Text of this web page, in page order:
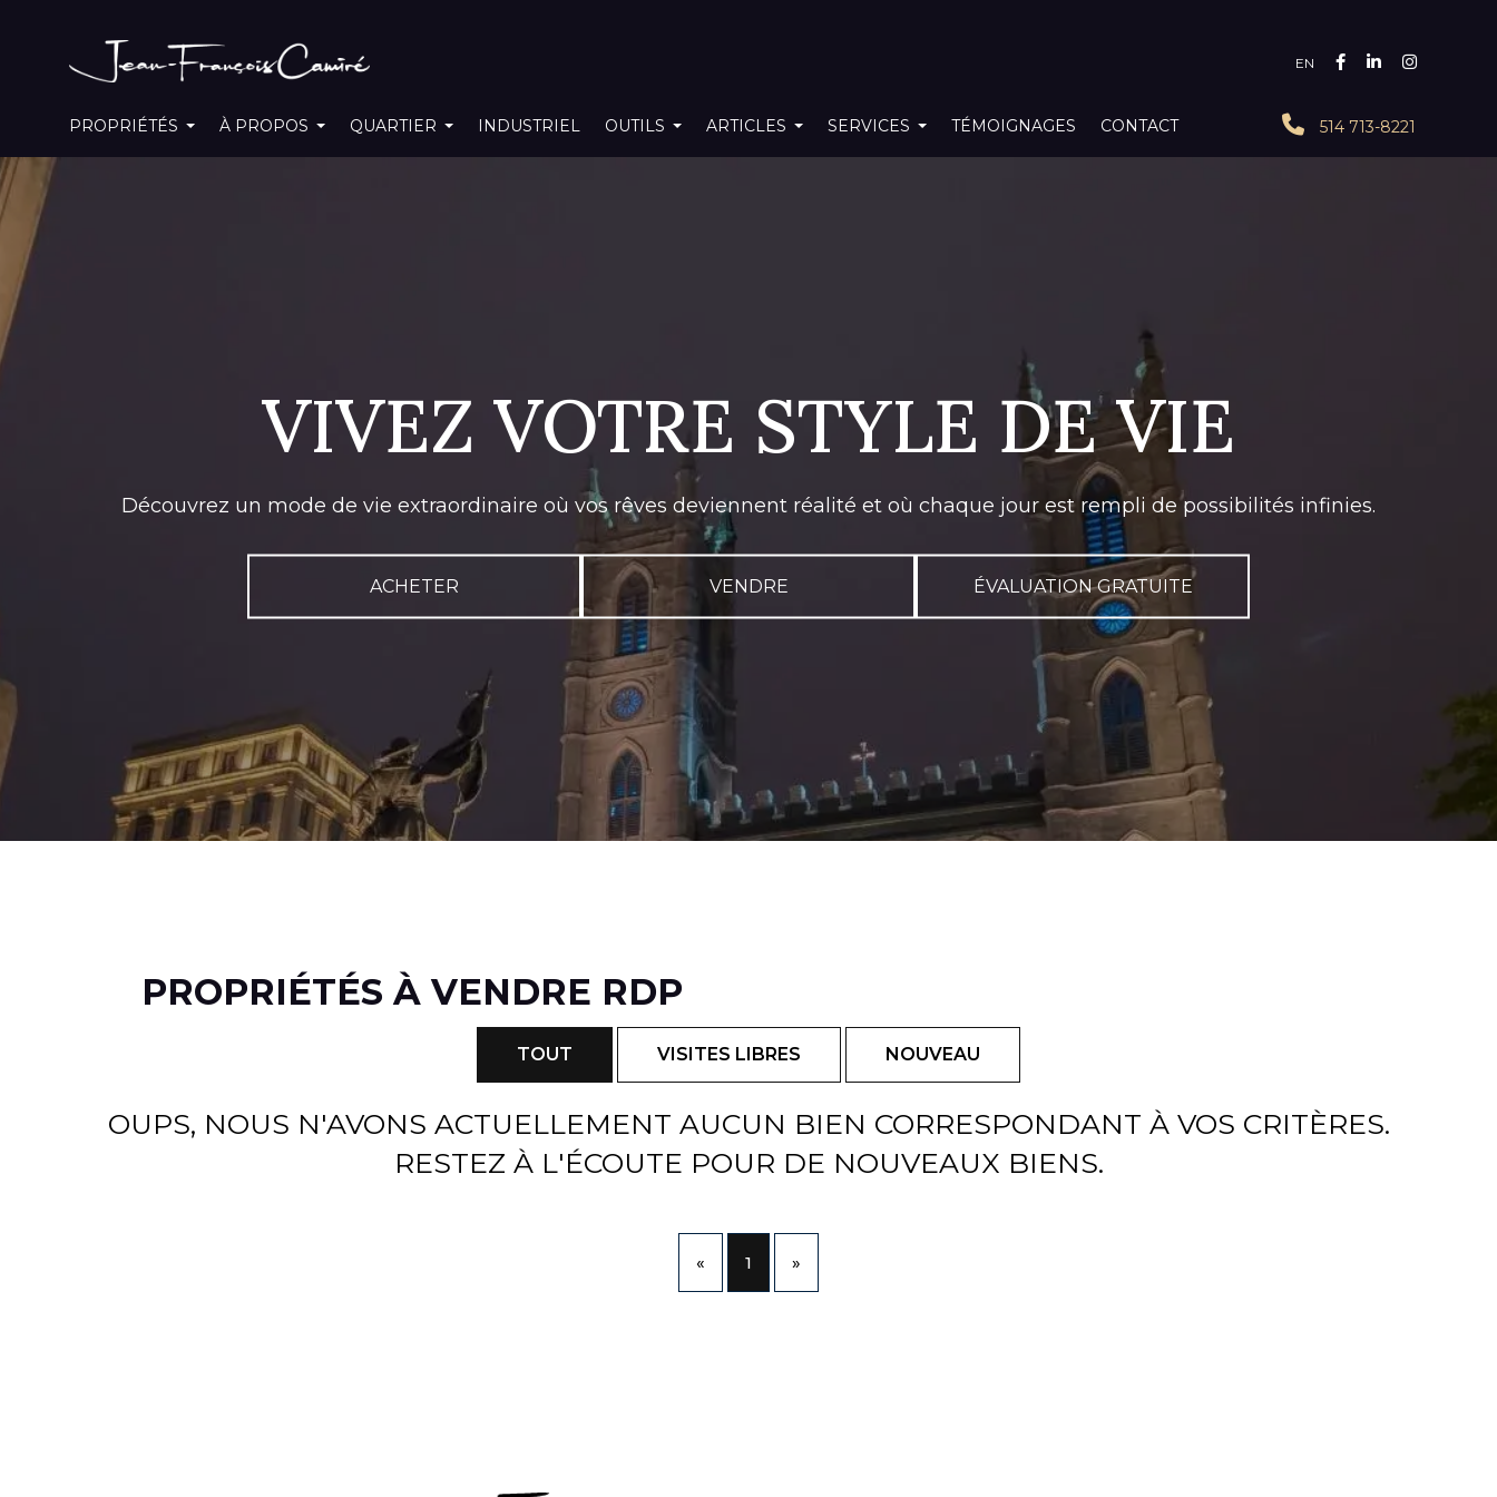
EN
PROPRIÉTÉS À PROPOS QUARTIER INDUSTRIEL OUTILS ARTICLES SERVICES TÉMOIGNAGES CONTACT 514 713-8221
VIVEZ VOTRE STYLE DE VIE
Découvrez un mode de vie extraordinaire où vos rêves deviennent réalité et où chaque jour est rempli de possibilités infinies.
ACHETER VENDRE ÉVALUATION GRATUITE
PROPRIÉTÉS À VENDRE RDP
TOUT VISITES LIBRES NOUVEAU
OUPS, NOUS N'AVONS ACTUELLEMENT AUCUN BIEN CORRESPONDANT À VOS CRITÈRES.
RESTEZ À L'ÉCOUTE POUR DE NOUVEAUX BIENS.
« 1 »